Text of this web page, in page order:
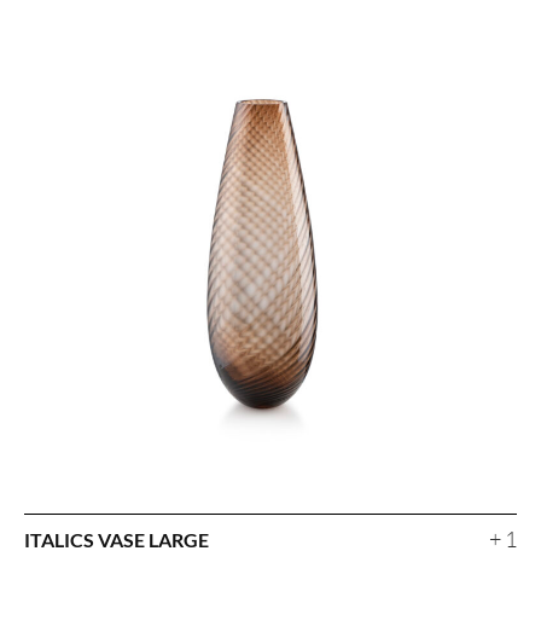
ITALICS VASE LARGE + 1